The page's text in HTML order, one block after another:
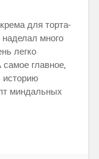
для торта-
много
легко
главное,
историю
миндальных